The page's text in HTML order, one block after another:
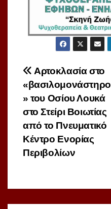
Πλοήγηση
άρθρων
Αρτοκλασία στο
«βασιλομονάστηρο
» του Οσίου Λουκά
στο Στείρι Βοιωτίας
από το Πνευματικό
Κέντρο Ενορίας
Περιβολίων